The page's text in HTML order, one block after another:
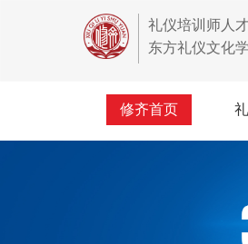
礼仪培训师人
东方礼仪文化
修齐首页